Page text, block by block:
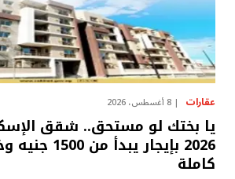
عقارات 8 أغسطس، 2026
يا بختك لو مستحق.. شقق
2026 بإيجار
كاملة